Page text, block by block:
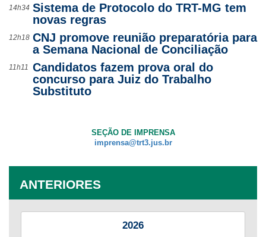
14h34 Sistema de Protocolo do TRT-MG tem
novas regras
12h18 CNJ promove reunião preparatória para
a Semana Nacional de Conciliação
11h11
Candidatos fazem prova oral do
concurso para Juiz do Trabalho
Substituto
SEÇÃO DE IMPRENSA
imprensa@trt3.jus.br
ANTERIORES
2026